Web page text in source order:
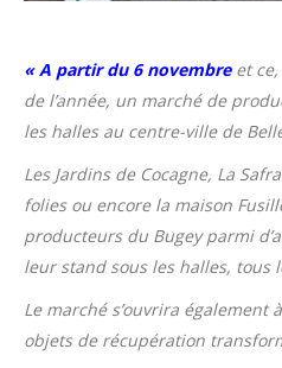
« A partir du 6 novembreet ce,
de l’année, un marché de
les halles au centre-ville de
Les Jardins de Cocagne, La
folies ou encore la maison
producteurs du Bugey parmi
leur stand sous les halles, tous
Le marché s’ouvrira également
objets de récupération